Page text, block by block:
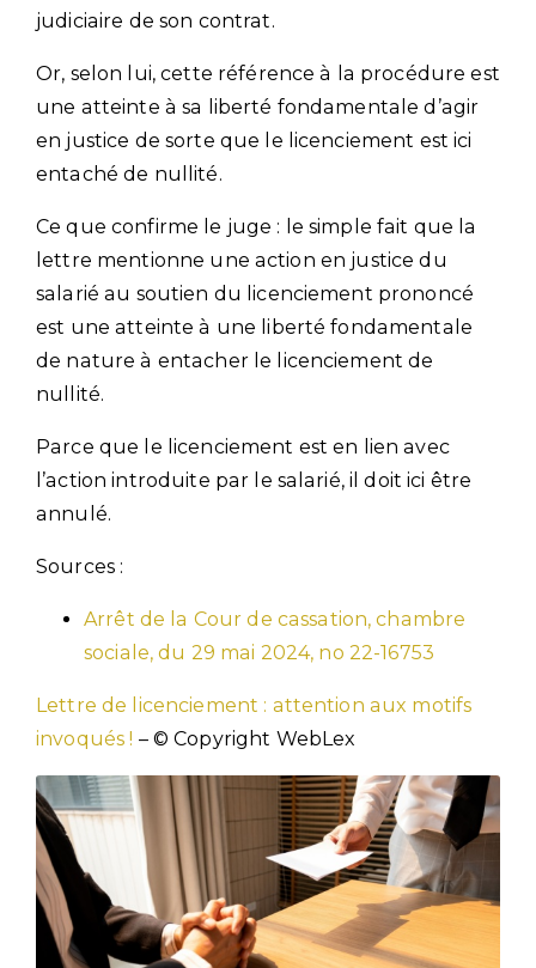
judiciaire de son contrat.
Or, selon lui, cette référence à la procédure est
une atteinte à sa liberté fondamentale d’agir
en justice de sorte que le licenciement est ici
entaché de nullité.
Ce que confirme le juge : le simple fait que la
lettre mentionne une action en justice du
salarié au soutien du licenciement prononcé
est une atteinte à une liberté fondamentale
de nature à entacher le licenciement de
nullité.
Parce que le licenciement est en lien avec
l’action introduite par le salarié, il doit ici être
annulé.
Sources :
Arrêt de la Cour de cassation, chambre
sociale, du 29 mai 2024, no 22-16753
Lettre de licenciement : attention aux motifs
invoqués ! – © Copyright WebLex